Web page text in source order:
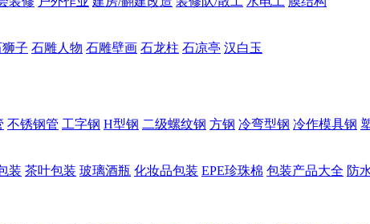
子 石雕人物 石雕壁画 石龙柱 石凉亭 汉白玉
不锈钢管 工字钢 H型钢 二级螺纹钢 方钢 冷弯型钢 冷作模具钢
装 茶叶包装 玻璃酒瓶 化妆品包装 EPE珍珠棉 包装产品大全 防